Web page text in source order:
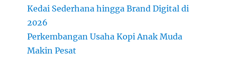
Kedai Sederhana hingga Brand Digital di
2026
Perkembangan Usaha Kopi Anak Muda
Makin Pesat